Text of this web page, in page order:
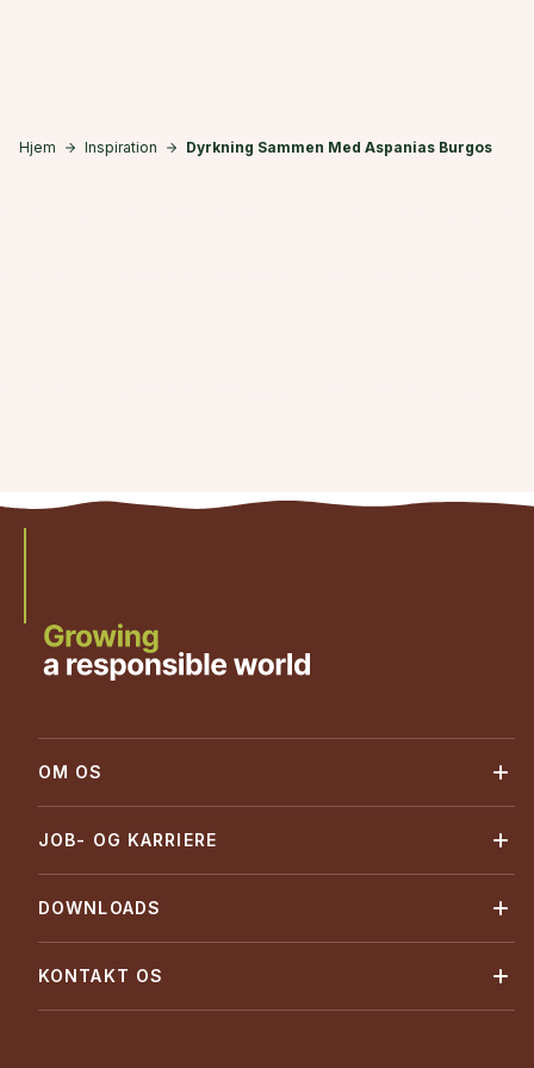
Hjem Inspiration Dyrkning Sammen Med Aspanias Burgos
OM OS
JOB- OG KARRIERE
DOWNLOADS
KONTAKT OS